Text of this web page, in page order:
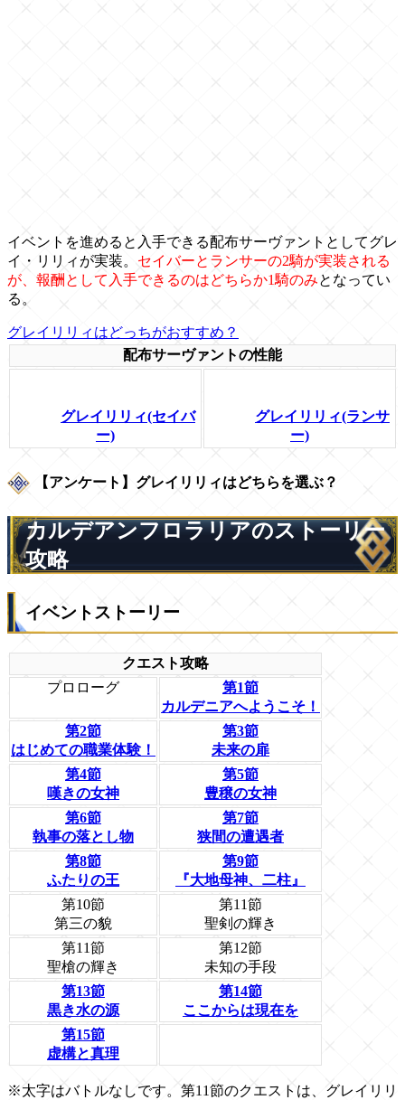
イベントを進めると入手できる配布サーヴァントとしてグレ
イ・リリィが実装。 セイバーとランサーの2騎が実装される
が、報酬として入手できるのはどちらか1騎のみとなってい
る。
グレイリリィはどっちがおすすめ？
配布サーヴァントの性能
グレイリリィ(セイバ
ー)
グレイリリィ(ランサ
ー)
【アンケート】グレイリリィはどちらを選ぶ？
カルデアンフロラリアのストーリー
攻略
イベントストーリー
クエスト攻略
プロローグ
第1節
カルデニアへようこそ！
第2節
はじめての職業体験！
第3節
未来の扉
第4節
嘆きの女神
第5節
豊穣の女神
第6節
執事の落とし物
第7節
狭間の遭遇者
第8節
ふたりの王
第9節
『大地母神、二柱』
第10節
第三の貌
第11節
聖剣の輝き
第11節
聖槍の輝き
第12節
未知の手段
第13節
黒き水の源
第14節
ここからは現在を
第15節
虚構と真理
※太字はバトルなしです。第11節のクエストは、グレイリリ